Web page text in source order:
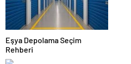
Eşya Depolama Seçim
Rehberi